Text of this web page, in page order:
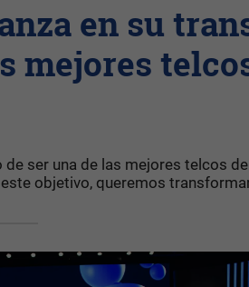
en su
mejores
ser una de las mejores telcos
objetivo, queremos